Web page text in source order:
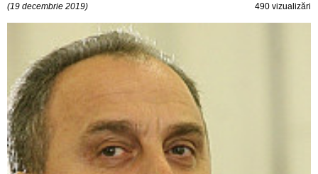
(19 decembrie 2019) 490 vizualizări